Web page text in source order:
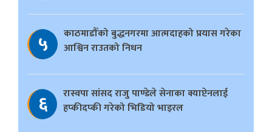
५
काठमाडौँको बुद्धनगरमा आत्मदाहको प्रयास गरेका
आश्विन राउतको निधन
६
रास्वपा सांसद राजु पाण्डेले सेनाका क्याप्टेनलाई
हप्कीदप्की गरेको भिडियो भाइरल